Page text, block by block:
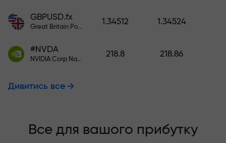
GBPUSD.fx
Great Britain Pound vs US Dollar
1.34512 1.34524
#NVDA
NVIDIA Corp Nasdaq Stock Exchange (Nasdaq) USD
218.8 218.86
Дивитись все
Все для вашого прибутку